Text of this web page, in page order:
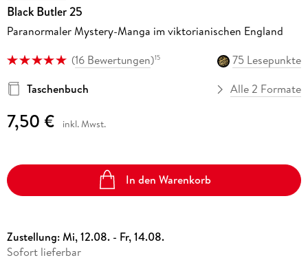
Black Butler 25
Paranormaler Mystery-Manga im viktorianischen England
(16 Bewertungen)15
75 Lesepunkte
Taschenbuch
Alle 2 Formate
7,50 € inkl. Mwst.
In den Warenkorb
Zustellung:Mi, 12.08. - Fr, 14.08.
Sofort lieferbar